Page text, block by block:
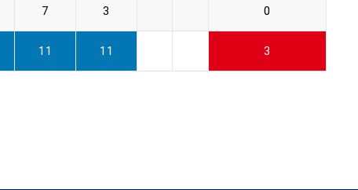
7 3 0
11 11 3